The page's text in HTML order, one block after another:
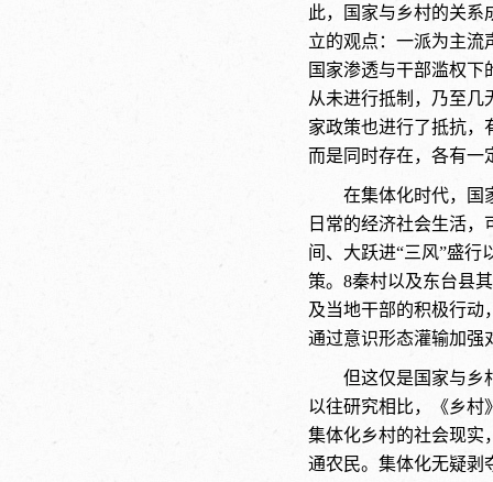
此，国家与乡村的关
立的观点：一派为主流
国家渗透与干部滥权
从未进行抵制，乃至
家政策也进行了抵抗，
而是同时存在，各有一
在集体化时代，国
日常的经济社会生活
间、大跃进“三风”盛行
策。8秦村以及东台县
及当地干部的积极行动
通过意识形态灌输加强
但这仅是国家与乡
以往研究相比，《乡村
集体化乡村的社会现实
通农民。集体化无疑剥